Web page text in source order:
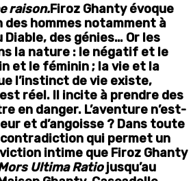
raison.Firoz Ghanty évoque
des hommes notamment à
Diable, des génies… Or les
la nature : le négatif et le
et le féminin ; la vie et la
l’instinct de vie existe,
réel. Il incite à prendre des
en danger. L’aventure n’est-
et d’angoisse ? Dans toute
qui permet un
intime que Firoz Ghanty
Ultima Ratiojusqu’au